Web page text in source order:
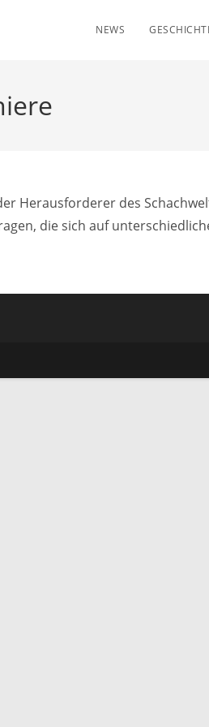
NEWS
Herausforderer des
die sich auf